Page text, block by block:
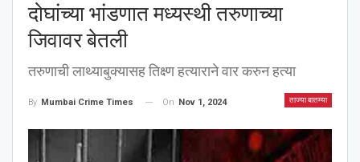
दोघांच्या भांडणात मध्यस्थी तरुणाच्या
जिवावर बेतली
तरुणाची लाथ्याबुक्यासह तिक्ष्ण हत्याराने वार करुन हत्या
ताज्या बातम्या
By Mumbai Crime Times On Nov 1, 2024